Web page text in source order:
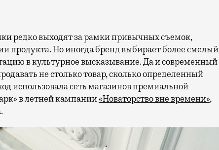
Но иногда бренд выбирает более смелый
в культурное высказывание. Да и современный
не столько товар, сколько определенный
использовала сеть магазинов премиальной
в летней кампании«Новаторство вне времени»,